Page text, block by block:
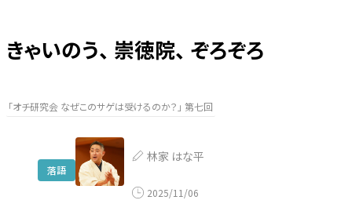
きゃいのう、 崇徳院、 ぞろぞろ
「オチ研究会 なぜこのサゲは受けるのか？」 第七回
落語
林家 はな平
2025/11/06